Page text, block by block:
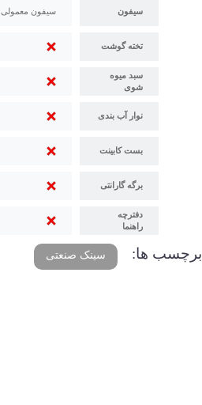
سیفون سیفون معمولی
تخته گوشت
سبد میوه
شوی
نوار آب بندی
بست کابینت
برگه گارانتی
دفترچه
راهنما
برچسب ها: سینک صنعتی